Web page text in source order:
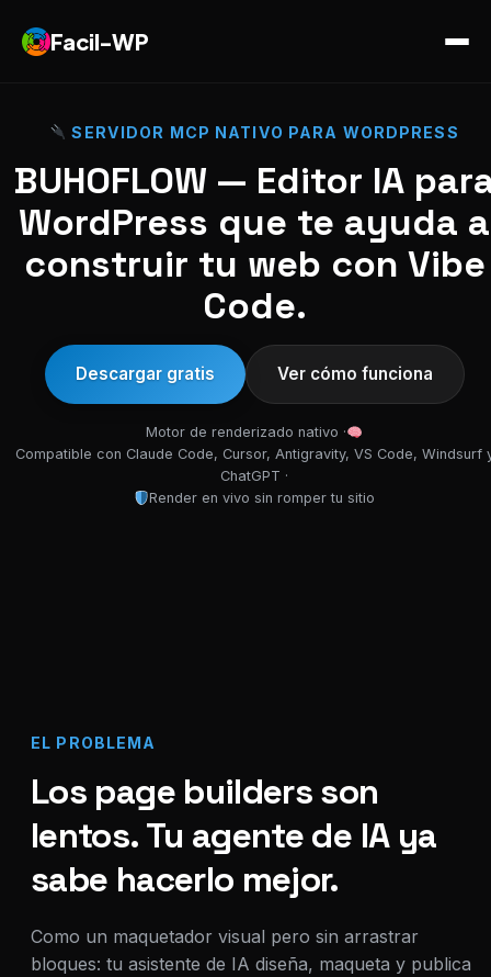
Facil-WP
SERVIDOR MCP NATIVO PARA WORDPRESS
BUHOFLOW — Editor IA
WordPress que te ayuda a
construir tu web con Vibe
Code.
Descargar gratis Ver cómo funciona
Motor de renderizado nativo ·
Compatible con Claude Code, Cursor, Antigravity, VS Code, Windsurf
ChatGPT ·
Render en vivo sin romper tu sitio
EL PROBLEMA
Los page builders son
lentos. Tu agente de IA ya
sabe hacerlo mejor.
Como un maquetador visual pero sin arrastrar
bloques: tu asistente de IA diseña, maqueta y publica